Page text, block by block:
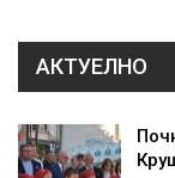
АКТУЕЛНО